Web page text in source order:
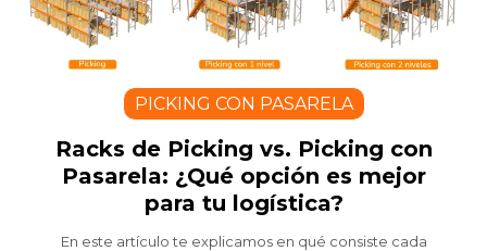
PICKING CON PASARELA
Racks de Picking vs. Picking con
Pasarela: ¿Qué opción es mejor
para tu logística?
En este artículo te explicamos en qué consiste cada